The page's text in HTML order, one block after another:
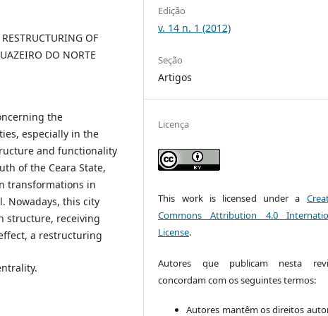
OF
DO NORTE
the
especially in the
and functionality
of the Ceara State,
transformations in
Nowadays, this city
structure, receiving
a restructuring
Edição
v. 14 n. 1 (2012)
Seção
Artigos
Licença
This work is licensed under a
Commons Attribution 4.0
License.
Autores que publicam nesta
concordam com os seguintes termos:
Autores mantêm os direitos